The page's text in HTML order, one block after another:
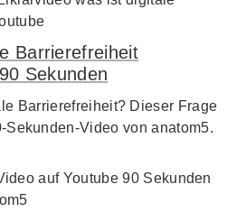
Barrierefreiheit
Sekunden
Barrierefreiheit? Dieser Frage
Sekunden-Video von anatom5.